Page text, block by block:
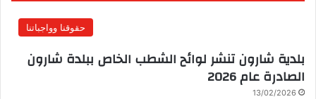
حقوقنا وواجباتنا
بلدية شارون تنشر لوائح الشطب الخاص ببلدة شارون
الصادرة عام 2026
13/02/2026